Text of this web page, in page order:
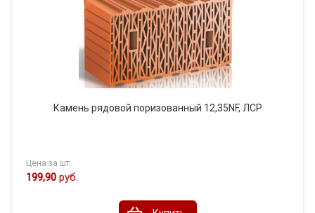
Камень рядовой поризованный 12,35NF, ЛСР
Цена за шт.
199,90 руб.